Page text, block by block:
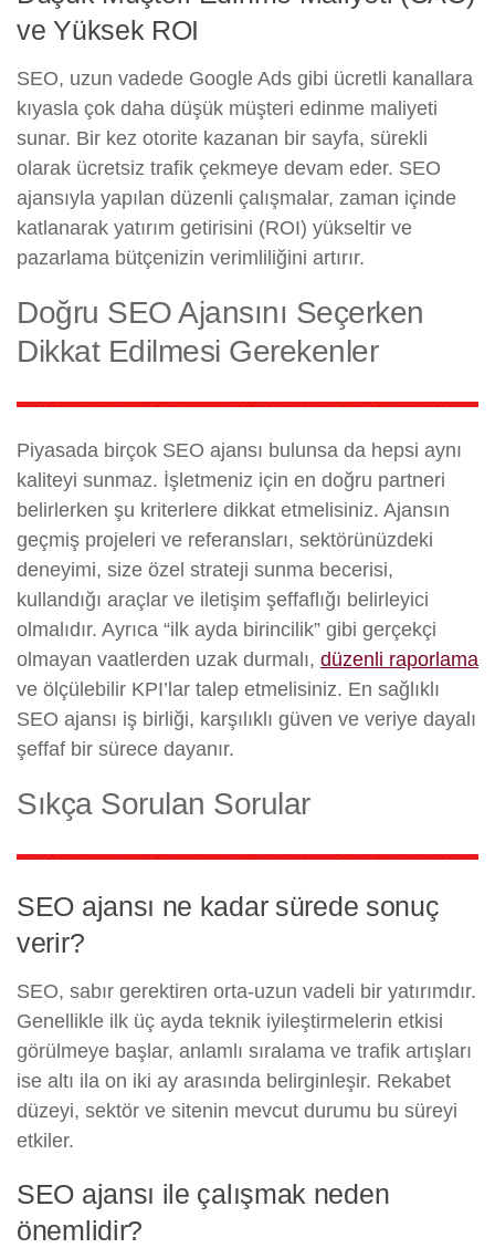
ve Yüksek ROI
SEO, uzun vadede Google Ads gibi ücretli kanallara
kıyasla çok daha düşük müşteri edinme maliyeti
sunar. Bir kez otorite kazanan bir sayfa, sürekli
olarak ücretsiz trafik çekmeye devam eder. SEO
ajansıyla yapılan düzenli çalışmalar, zaman içinde
katlanarak yatırım getirisini (ROI) yükseltir ve
pazarlama bütçenizin verimliliğini artırır.
Doğru SEO Ajansını Seçerken
Dikkat Edilmesi Gerekenler
Piyasada birçok SEO ajansı bulunsa da hepsi aynı
kaliteyi sunmaz. İşletmeniz için en doğru partneri
belirlerken şu kriterlere dikkat etmelisiniz. Ajansın
geçmiş projeleri ve referansları, sektörünüzdeki
deneyimi, size özel strateji sunma becerisi,
kullandığı araçlar ve iletişim şeffaflığı belirleyici
olmalıdır. Ayrıca “ilk ayda birincilik” gibi gerçekçi
olmayan vaatlerden uzak durmalı, düzenli raporlama
ve ölçülebilir KPI’lar talep etmelisiniz. En sağlıklı
SEO ajansı iş birliği, karşılıklı güven ve veriye dayalı
şeffaf bir sürece dayanır.
Sıkça Sorulan Sorular
SEO ajansı ne kadar sürede sonuç
verir?
SEO, sabır gerektiren orta-uzun vadeli bir yatırımdır.
Genellikle ilk üç ayda teknik iyileştirmelerin etkisi
görülmeye başlar, anlamlı sıralama ve trafik artışları
ise altı ila on iki ay arasında belirginleşir. Rekabet
düzeyi, sektör ve sitenin mevcut durumu bu süreyi
etkiler.
SEO ajansı ile çalışmak neden
önemlidir?